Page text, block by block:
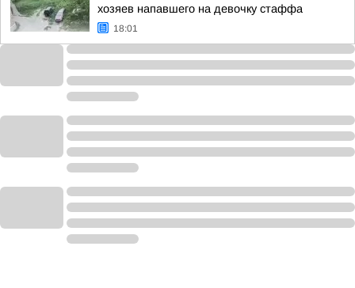
хозяев напавшего на девочку стаффа
18:01